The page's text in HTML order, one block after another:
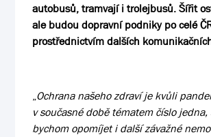
autobusů, tramvají i trolejbusů. Šířit
ale budou dopravní podniky po celé
prostřednictvím dalších
„Ochrana našeho zdraví je kvůli
v současné době tématem číslo
bychom opomíjet i další závažné